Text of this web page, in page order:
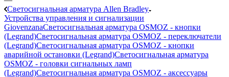
Светосигнальная арматура Allen Bradley
Устройства управления и сигнализации
GiovenzanaСветосигнальная арматура OSMOZ - кнопки
(Legrand)Светосигнальная арматура OSMOZ - переключатели
(Legrand)Светосигнальная арматура OSMOZ - кнопки
аварийной остановки (Legrand)Светосигнальная арматура
OSMOZ - головки сигнальных ламп
(Legrand)Светосигнальная арматура OSMOZ - аксессуары